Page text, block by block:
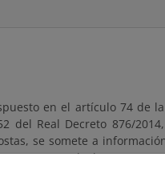
en el artículo 74 de
del Real Decreto 876/
se somete a
de la UCAM